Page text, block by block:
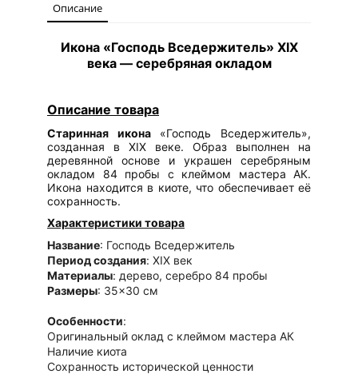
Описание
Икона «Господь Вседержитель» XIX
века — серебряная окладом
Описание товара
Старинная икона«Господь Вседержитель»,
созданная в XIX веке. Образ выполнен на
деревянной основе и украшен серебряным
окладом 84 пробы с клеймом мастера АК.
Икона находится в киоте, что обеспечивает её
сохранность.
Характеристики товара
Название: Господь Вседержитель
Период создания: XIX век
Материалы: дерево, серебро 84 пробы
Размеры: 35×30 см
Особенности:
Оригинальный оклад с клеймом мастера АК
Наличие киота
Сохранность исторической ценности